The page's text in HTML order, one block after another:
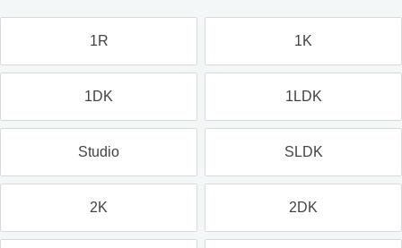
1R 1K
1DK 1LDK
Studio SLDK
2K 2DK